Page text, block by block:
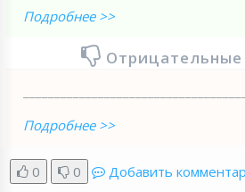
Подробнее >>
Подробнее >>
0 0 Добавить